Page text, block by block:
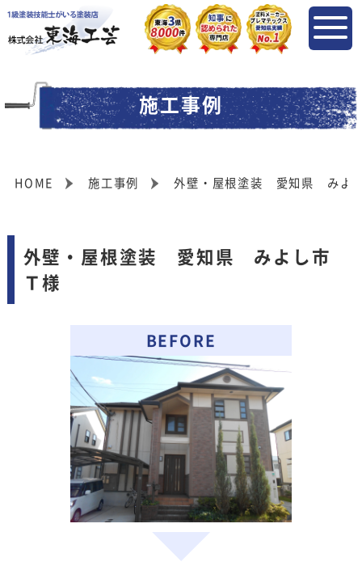
施工事例
HOME 施工事例 外壁・屋根塗装 愛知県 みよ
外壁・屋根塗装 愛知県 みよし市
Ｔ様
BEFORE